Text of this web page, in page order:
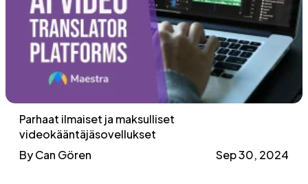
Parhaat ilmaiset ja maksulliset
videokääntäjäsovellukset
By Can Gören
Sep 30, 2024